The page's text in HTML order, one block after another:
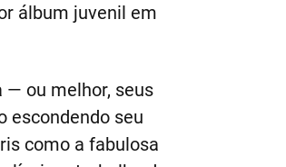
álbum juvenil em
— ou melhor, seus
escondendo seu
como a fabulosa